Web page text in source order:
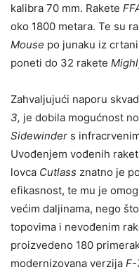
kalibra 70 mm. Rakete
oko 1800 metara. Te su
Mouse po junaku iz
poneti do 32 rakete
Zahvaljujući naporu
3, je dobila mogućnost
Sidewinder s
Uvođenjem vođenih
lovca Cutlass znatno je
efikasnost, te mu je
većim daljinama, nego
topovima i nevođenim
proizvedeno 180
modernizovana verzija F-